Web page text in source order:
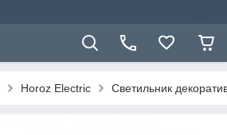
Horoz Electric Светильник